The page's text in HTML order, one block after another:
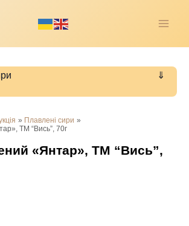
Плавлені сири
ТМ “Вись”, 70г
«Янтар», ТМ “Вись”,